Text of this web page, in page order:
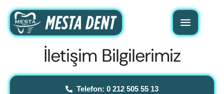
İletişim Bilgilerimiz
Telefon: 0 212 505 55 13